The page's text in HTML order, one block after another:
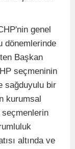
genel
dönemlerinde
Başkan
seçmeninin
sağduyulu bir
kurumsal
seçmenlerin
altında ve